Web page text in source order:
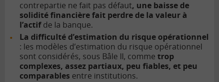
contrepartie ne fait pas défaut, une baisse de
solidité financière fait perdre de la valeur à
l’actifde la banque.
La difficulté d’estimation du risque opérationnel
: les modèles d’estimation du risque opérationnel
sont considérés, sous Bâle II, comme trop
complexes, assez partiaux, peu fiables, et peu
comparables entre institutions.